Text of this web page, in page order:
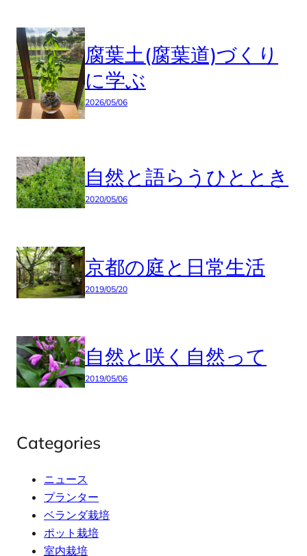
腐葉土(腐葉道)づくり
に学ぶ
2026/05/06
自然と語らうひととき
2020/05/06
京都の庭と日常生活
2019/05/20
自然と咲く自然って
2019/05/06
Categories
ニュース
プランター
ベランダ栽培
ポット栽培
室内栽培